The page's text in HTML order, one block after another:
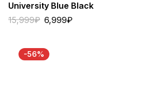
University Blue Black
15,999₽ 6,999₽
-56%